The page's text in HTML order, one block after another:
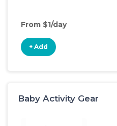
From $1/day
+ Add
Baby Activity Gear